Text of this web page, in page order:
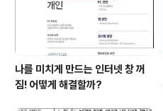
나를 미치게 만드는 인터넷 창 꺼
짐! 어떻게 해결할까?